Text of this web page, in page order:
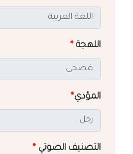
اللهجة *
المؤدي*
التصنيف الصوتي *